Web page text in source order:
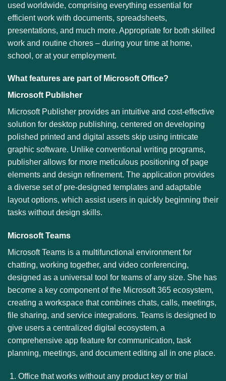
used worldwide, comprising everything essential for
efficient work with documents, spreadsheets,
presentations, and much more. Appropriate for both skilled
work and routine chores – during your time at home,
school, or at your employment.
What features are part of Microsoft Office?
Microsoft Publisher
Microsoft Publisher provides an intuitive and cost-effective
solution for desktop publishing, centered on developing
polished printed and digital assets skip using intricate
graphic software. Unlike conventional writing programs,
publisher allows for more meticulous positioning of page
elements and design refinement. The application provides
a diverse set of pre-designed templates and adaptable
layout options, which assist users in quickly beginning their
tasks without design skills.
Microsoft Teams
Microsoft Teams is a multifunctional environment for
chatting, working together, and video conferencing,
designed as a universal tool for teams of any size. She has
become a key component of the Microsoft 365 ecosystem,
creating a workspace that combines chats, calls, meetings,
file sharing, and service integrations. Teams is designed to
give users a centralized digital ecosystem, a
comprehensive app feature for communication, task
planning, meetings, and document editing all in one place.
Office that works without any product key or trial